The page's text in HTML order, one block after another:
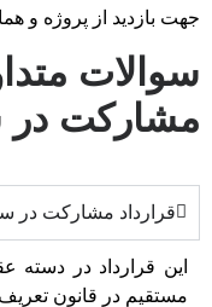
جهت بازدید از پروژه و
سوالات
مشارکت
قرارداد مشارکت
این قرارداد در دسته